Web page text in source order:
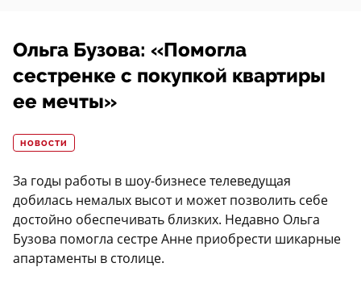
Ольга Бузова: «Помогла
сестренке с покупкой квартиры
ее мечты»
НОВОСТИ
За годы работы в шоу-бизнесе телеведущая
добилась немалых высот и может позволить себе
достойно обеспечивать близких. Недавно Ольга
Бузова помогла сестре Анне приобрести шикарные
апартаменты в столице.